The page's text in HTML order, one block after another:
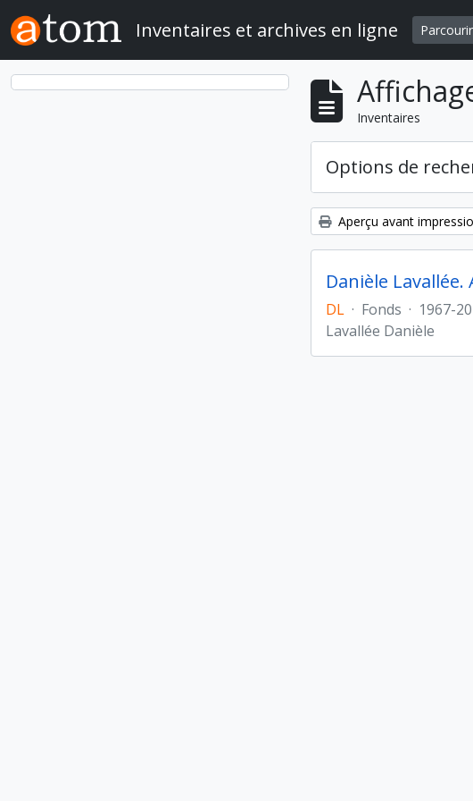
Skip to main content
Inventaires et archives en ligne Parcourir
Inventaires
Options de
Aperçu avant
Danièle
DL · Fonds · 1967-
Lavallée Danièle